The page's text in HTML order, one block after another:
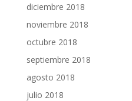
diciembre 2018
noviembre 2018
octubre 2018
septiembre 2018
agosto 2018
julio 2018